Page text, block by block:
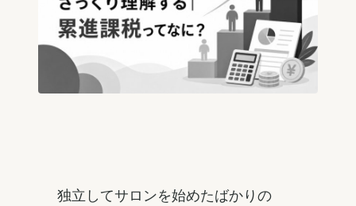
独立してサロンを始めたばかりの